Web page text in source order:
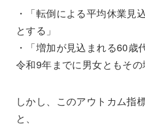
・「転倒による平均休業見
とする」
・「増加が見込まれる60
令和9年までに男女ともその
しかし、このアウトカム指
と、